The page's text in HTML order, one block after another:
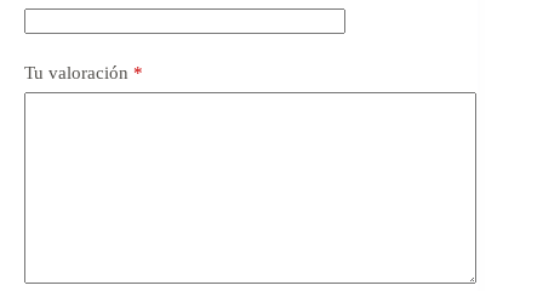
Tu valoración *